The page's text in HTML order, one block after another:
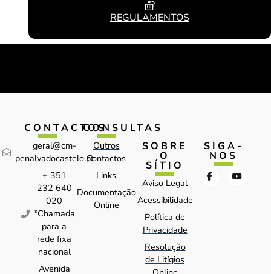
REGULAMENTOS
CONTACTOS
geral@cm-
penalvadocastelo.pt
+ 351
232 640
020
*Chamada
para a
rede fixa
nacional
Avenida
CONSULTAS
Outros
Contactos
Links
Documentação
Online
SOBRE
O
SÍTIO
Aviso Legal
Acessibilidade
Política de
Privacidade
Resolução
de Litígios
SIGA-
NOS